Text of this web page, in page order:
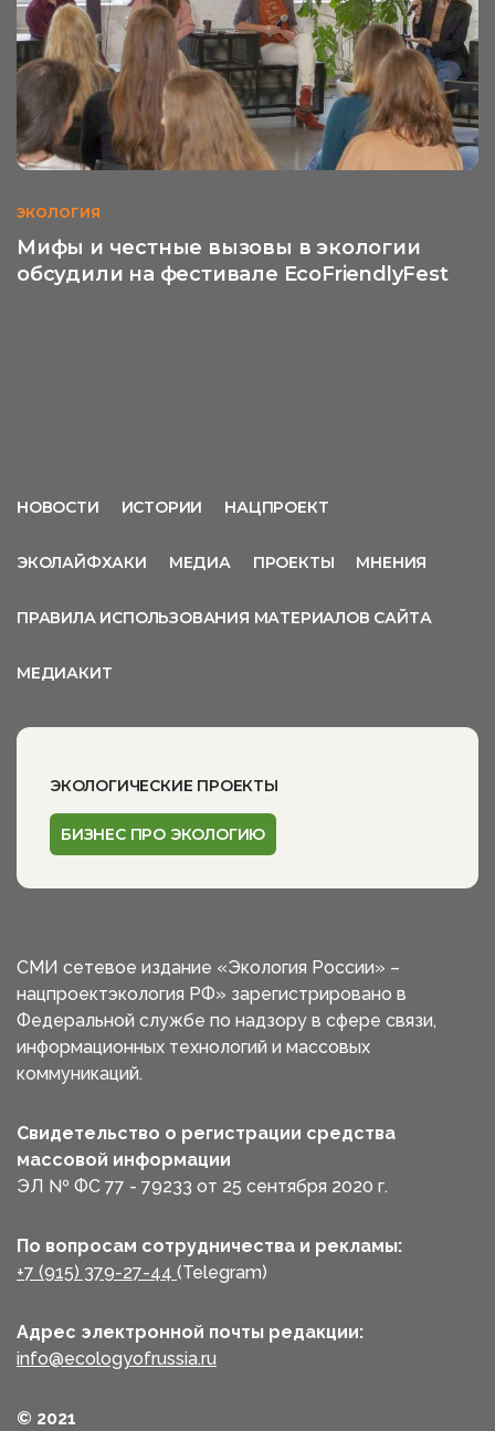
ЭКОЛОГИЯ
Мифы и честные вызовы в экологии
обсудили на фестивале EcoFriendlyFest
НОВОСТИ ИСТОРИИ НАЦПРОЕКТ
ЭКОЛАЙФХАКИ МЕДИА ПРОЕКТЫ МНЕНИЯ
ПРАВИЛА ИСПОЛЬЗОВАНИЯ МАТЕРИАЛОВ САЙТА
МЕДИАКИТ
ЭКОЛОГИЧЕСКИЕ ПРОЕКТЫ
БИЗНЕС ПРО ЭКОЛОГИЮ
СМИ сетевое издание «Экология России» –
нацпроектэкология РФ» зарегистрировано в
Федеральной службе по надзору в сфере связи,
информационных технологий и массовых
коммуникаций.
Свидетельство о регистрации средства
массовой информации
ЭЛ № ФС 77 - 79233 от 25 сентября 2020 г.
По вопросам сотрудничества и рекламы:
+7 (915) 379-27-44 (Telegram)
Адрес электронной почты редакции:
info@ecologyofrussia.ru
© 2021